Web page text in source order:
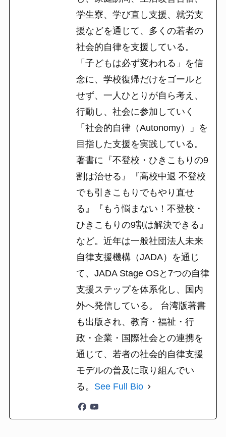
学生寮、学び直し支援、就労支
援などを通じて、多くの若者の
社会的自律を支援している。
「子どもは必ず変われる」を信
念に、学校復帰だけをゴールと
せず、一人ひとりが自ら考え、
行動し、社会に参加していく
「社会的自律（Autonomy）」を
目指した支援を実践している。
著書に『不登校・ひきこもりの9
割は治せる』『高校中退 不登校
でも引きこもりでもやり直せ
る』『もう悩まない！不登校・
ひきこもりの9割は解決できる』
など。近年は一般社団法人未来
自律支援機構（JADA）を通じ
て、JADA Stage OSと7つの自律
支援ステップを体系化し、国内
外へ発信している。 台湾版著書
も出版され、教育・福祉・行
政・企業・国際社会との連携を
通じて、若者の社会的自律支援
モデルの普及に取り組んでい
る。 See Full Bio